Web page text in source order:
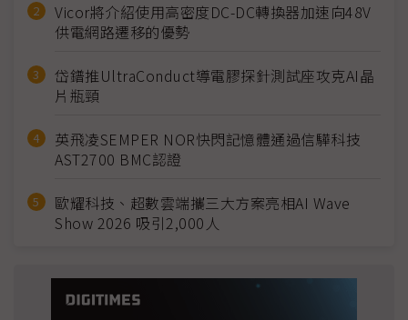
Vicor將介紹使用高密度DC-DC轉換器加速向48V
供電網路遷移的優勢
岱鐠推UltraConduct導電膠探針測試座攻克AI晶
片瓶頸
英飛凌SEMPER NOR快閃記憶體通過信驊科技
AST2700 BMC認證
歐耀科技、超數雲端攜三大方案亮相AI Wave
Show 2026 吸引2,000人